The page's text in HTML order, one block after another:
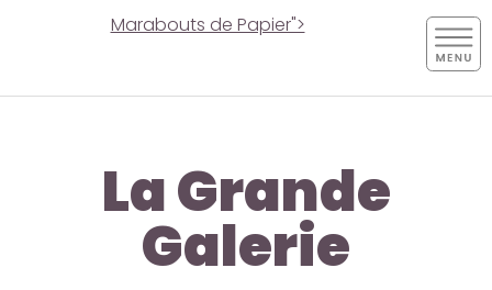
Marabouts de Papier">
La Grande
Galerie